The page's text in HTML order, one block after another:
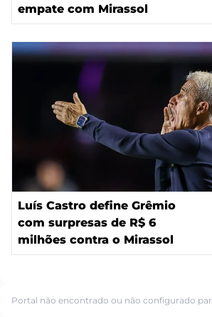
empate com Mirassol
Luís Castro define Grêmio
com surpresas de R$ 6
milhões contra o Mirassol
Portal não encontrado ou não configurado